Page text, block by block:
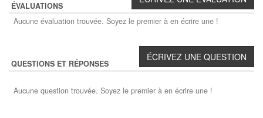
ÉVALUATIONS
Aucune évaluation trouvée. Soyez le premier à en écrire une !
QUESTIONS ET RÉPONSES
Aucune question trouvée. Soyez le premier à en écrire une !